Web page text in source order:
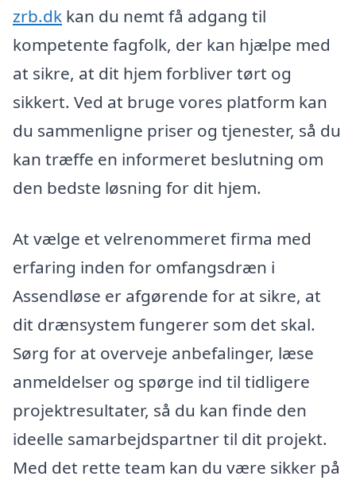
zrb.dk kan du nemt få adgang til
kompetente fagfolk, der kan hjælpe med
at sikre, at dit hjem forbliver tørt og
sikkert. Ved at bruge vores platform kan
du sammenligne priser og tjenester, så du
kan træffe en informeret beslutning om
den bedste løsning for dit hjem.
At vælge et velrenommeret firma med
erfaring inden for omfangsdræn i
Assendløse er afgørende for at sikre, at
dit drænsystem fungerer som det skal.
Sørg for at overveje anbefalinger, læse
anmeldelser og spørge ind til tidligere
projektresultater, så du kan finde den
ideelle samarbejdspartner til dit projekt.
Med det rette team kan du være sikker på